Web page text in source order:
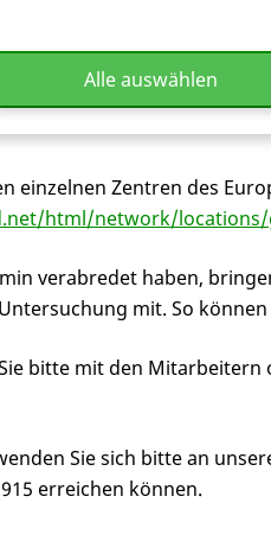
das George-
-
einzelnen Zentren des
html/network/locations/
verabredet haben,
mit. So
bitte mit den
Sie sich bitte an
erreichen können.
Alle auswählen